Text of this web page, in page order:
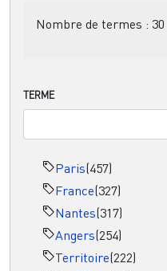
Nombre de termes : 30
TERME
Paris(457)
France(327)
Nantes(317)
Angers(254)
Territoire(222)